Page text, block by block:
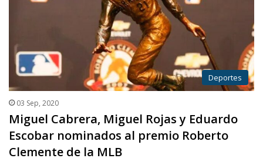
Deportes
03 Sep, 2020
Miguel Cabrera, Miguel Rojas y Eduardo
Escobar nominados al premio Roberto
Clemente de la MLB